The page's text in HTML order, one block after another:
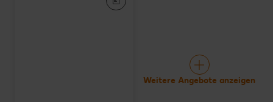
Weitere Angebote anzeigen